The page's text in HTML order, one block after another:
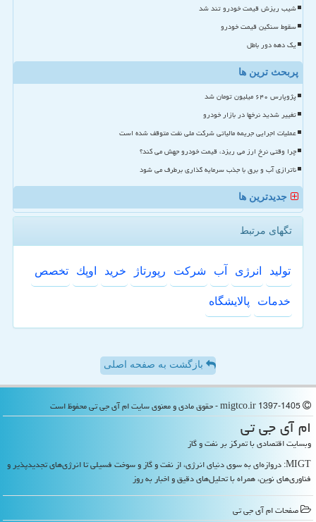
شیب ریزش قیمت خودرو تند شد
سقوط سنگین قیمت خودرو
یک دهه دور باطل
پربحث ترین ها
پژوپارس ۶۴۰ میلیون تومان شد
تغییر شدید نرخها در بازار خودرو
عملیات اجرایی جریمه مالیاتی شرکت ملی نفت متوقف شده است
چرا وقتی نرخ ارز می ریزد، قیمت خودرو جهش می کند؟
ناترازی آب و برق با جذب سرمایه گذاری برطرف می شود
جدیدترین ها
تگهای مرتبط
تولید انرژی آب شركت رپورتاژ خرید اوپك تخصص
خدمات پالایشگاه
بازگشت به صفحه اصلی
ام آی جی تی
وبسایت اقتصادی با تمرکز بر نفت و گاز
MIGT: دروازه‌ای به سوی دنیای انرژی، از نفت و گاز و سوخت فسیلی تا انرژی‌های تجدیدپذیر و
فناوری‌های نوین، همراه با تحلیل‌های دقیق و اخبار به روز
صفحات ام آی جی تی